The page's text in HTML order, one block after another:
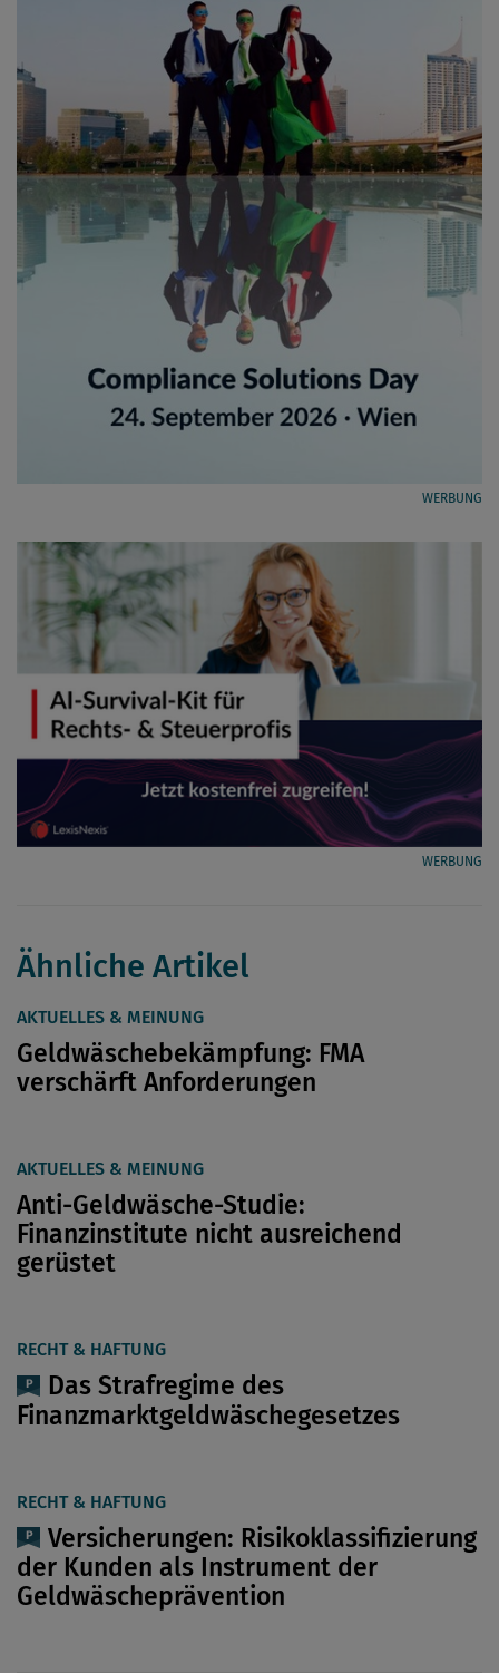
WERBUNG
WERBUNG
Ähnliche Artikel
AKTUELLES & MEINUNG
Geldwäschebekämpfung: FMA
verschärft Anforderungen
AKTUELLES & MEINUNG
Anti-Geldwäsche-Studie:
Finanzinstitute nicht ausreichend
gerüstet
RECHT & HAFTUNG
Das Strafregime des
Finanzmarktgeldwäschegesetzes
RECHT & HAFTUNG
Versicherungen: Risikoklassifizierung
der Kunden als Instrument der
Geldwäscheprävention